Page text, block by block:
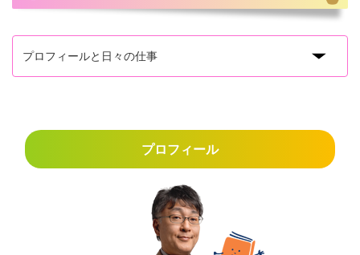
プロフィール